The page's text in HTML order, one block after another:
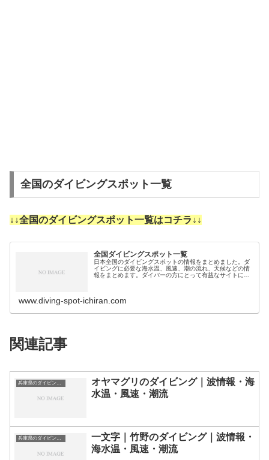
全国のダイビングスポット一覧
↓↓全国のダイビングスポット一覧はコチラ↓↓
全国ダイビングスポット一覧
日本全国のダイビングスポットの情報をまとめました。ダ
イビングに必要な海水温、風速、潮の流れ、天候などの情
報をまとめます。ダイバーの方にとって有益なサイトにな
www.diving-spot-ichiran.com
関連記事
オヤマグリのダイビング｜波情報・海
水温・風速・潮流
兵庫県のダイビングスポット・ポイント一覧
一文字｜竹野のダイビング｜波情報・
海水温・風速・潮流